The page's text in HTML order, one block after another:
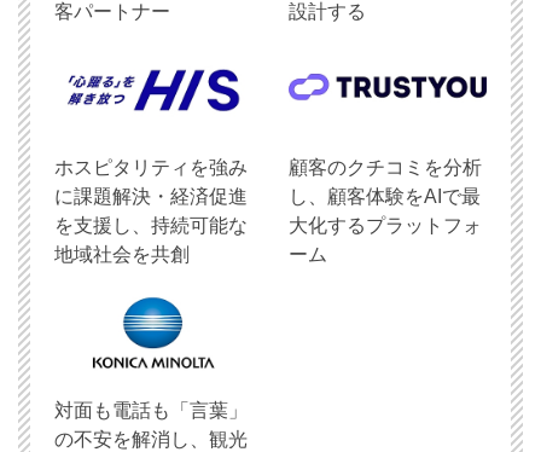
客パートナー
設計する
ホスピタリティを強み
に課題解決・経済促進
を支援し、持続可能な
地域社会を共創
顧客のクチコミを分析
し、顧客体験をAIで最
大化するプラットフォ
ーム
対面も電話も「言葉」
の不安を解消し、観光